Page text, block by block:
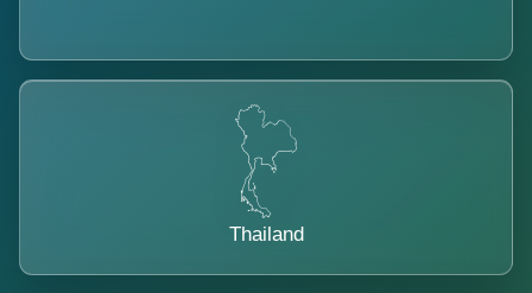
Thailand